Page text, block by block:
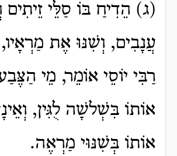
(ג) הֵדִיחַ בּוֹ סַלֵּי זֵיתִים
עֲנָבִים, וְשִׁנּוּ אֶת
רַבִּי יוֹסֵי אוֹמֵר, מֵי
אוֹתוֹ בִּשְׁלשָׁה לֻגִּין,
אוֹתוֹ בְּשִׁנּוּי מַרְאֶה.